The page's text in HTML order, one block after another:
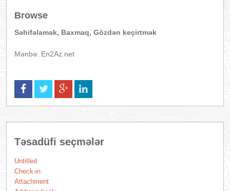
Browse
Səhifələmək, Baxmaq, Gözdən keçirtmək
Mənbə: En2Az.net
Təsadüfi seçmələr
Untitled
Check-in
Attachment